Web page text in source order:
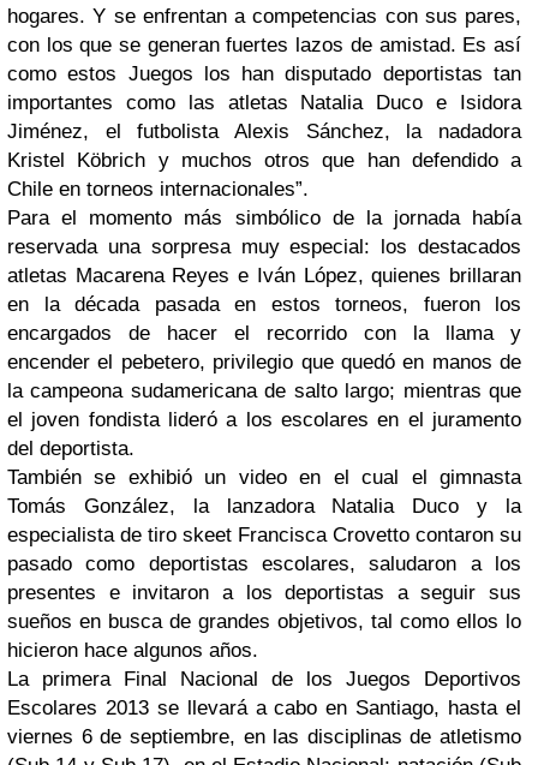
hogares. Y se enfrentan a competencias con sus pares,
con los que se generan fuertes lazos de amistad. Es así
como estos Juegos los han disputado deportistas tan
importantes como las atletas Natalia Duco e Isidora
Jiménez, el futbolista Alexis Sánchez, la nadadora
Kristel Köbrich y muchos otros que han defendido a
Chile en torneos internacionales”.
Para el momento más simbólico de la jornada había
reservada una sorpresa muy especial: los destacados
atletas Macarena Reyes e Iván López, quienes brillaran
en la década pasada en estos torneos, fueron los
encargados de hacer el recorrido con la llama y
encender el pebetero, privilegio que quedó en manos de
la campeona sudamericana de salto largo; mientras que
el joven fondista lideró a los escolares en el juramento
del deportista.
También se exhibió un video en el cual el gimnasta
Tomás González, la lanzadora Natalia Duco y la
especialista de tiro skeet Francisca Crovetto contaron su
pasado como deportistas escolares, saludaron a los
presentes e invitaron a los deportistas a seguir sus
sueños en busca de grandes objetivos, tal como ellos lo
hicieron hace algunos años.
La primera Final Nacional de los Juegos Deportivos
Escolares 2013 se llevará a cabo en Santiago, hasta el
viernes 6 de septiembre, en las disciplinas de atletismo